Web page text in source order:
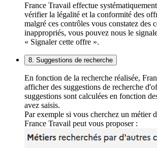
France Travail effectue
vérifier la légalité et la conformité des
malgré ces contrôles vous constatez des
inappropriés, vous pouvez nous le
« Signaler cette offre ».
8. Suggestions de recherche
En fonction de la recherche réalisée,
afficher des suggestions de recherche
suggestions sont calculées en fonction
avez saisis.
Par exemple si vous cherchez un métier
France Travail peut vous proposer :